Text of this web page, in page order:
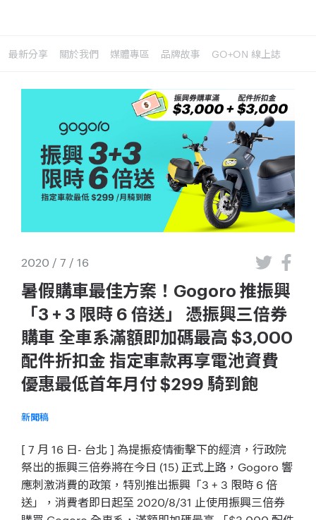
最新分享 關於我們 媒體專區 品牌故事 GO+ON 線上誌
2020 / 7 / 16
暑假購車最佳方案！Gogoro 推振興
「3 + 3 限時 6 倍送」 憑振興三倍券
購車 全車系滿額即加碼最高 $3,000
配件折扣金 指定車款再享電池資費
優惠最低首年月付 $299 騎到飽
新聞稿
[ 7 月 16 日- 台北 ] 為提振疫情衝擊下的經濟，行政院
祭出的振興三倍券將在今日 (15) 正式上路，Gogoro 響
應刺激消費的政策，特別推出振興「3 + 3 限時 6 倍
送」，消費者即日起至 2020/8/31 止使用振興三倍券